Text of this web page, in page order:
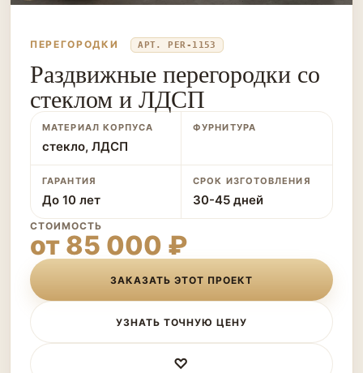
ПЕРЕГОРОДКИ АРТ. PER-1153
Раздвижные перегородки со
стеклом и ЛДСП
МАТЕРИАЛ КОРПУСА
стекло, ЛДСП
ФУРНИТУРА
ГАРАНТИЯ
До 10 лет
СРОК ИЗГОТОВЛЕНИЯ
30-45 дней
СТОИМОСТЬ
от 85 000 ₽
ЗАКАЗАТЬ ЭТОТ ПРОЕКТ
УЗНАТЬ ТОЧНУЮ ЦЕНУ
♡